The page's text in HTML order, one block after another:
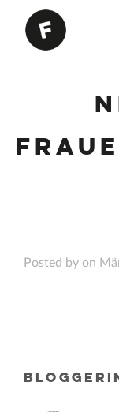
Posted by on